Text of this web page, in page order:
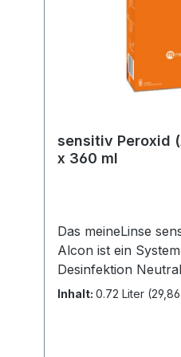
Einhaltung der EU-
unseren Produkten
Hersteller:Soleko
Pontecorvo Italy
https://
sensitiv Peroxid
x 360 ml
Das meineLinse
Alcon ist ein System zur
Desinfektion
von Proteinen
Inhalt: 0.72 Liter